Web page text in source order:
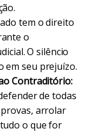
tem o direito
o
O silêncio
em seu prejuízo.
Contraditório:
de todas
arrolar
o que for